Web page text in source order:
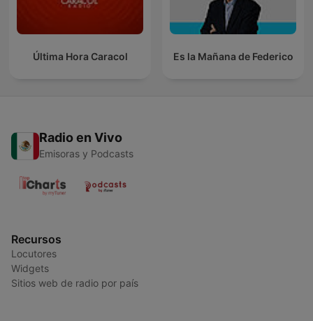
Última Hora Caracol Es la Mañana de Federico
Radio en Vivo
Emisoras y Podcasts
Recursos
Locutores
Widgets
Sitios web de radio por país